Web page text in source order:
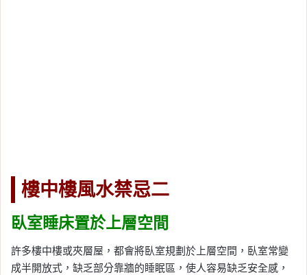
樓中樓風水禁忌二
臥室睡床置於上層空間
許多樓中樓或夾層屋，都會將臥室規劃於上層空間，臥室常變
成半開放式，缺乏部分靠牆的睡眠區，使人容易缺乏安全感，